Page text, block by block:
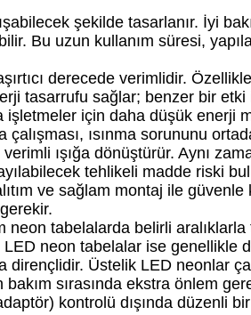
şekilde tasarlanır. İyi
Bu uzun kullanım süresi,
derecede verimlidir. Özellikle
tasarrufu sağlar; benzer bir
için daha düşük enerji
ısınma sorununu
ışığa dönüştürür. Aynı
tehlikeli madde riski
ve sağlam montaj ile güvenle
neon tabelalarda belirli
neon tabelalar ise genellikle
Üstelik LED neonlar
sırasında ekstra önlem
kontrolü dışında düzenli